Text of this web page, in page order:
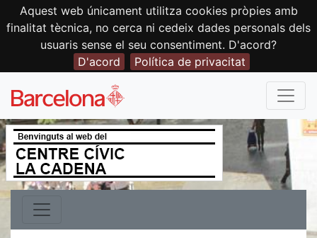
Aquest web únicament utilitza cookies pròpies amb
finalitat tècnica, no cerca ni cedeix dades personals dels
usuaris sense el seu consentiment. D'acord?
D'acord
Política de privacitat